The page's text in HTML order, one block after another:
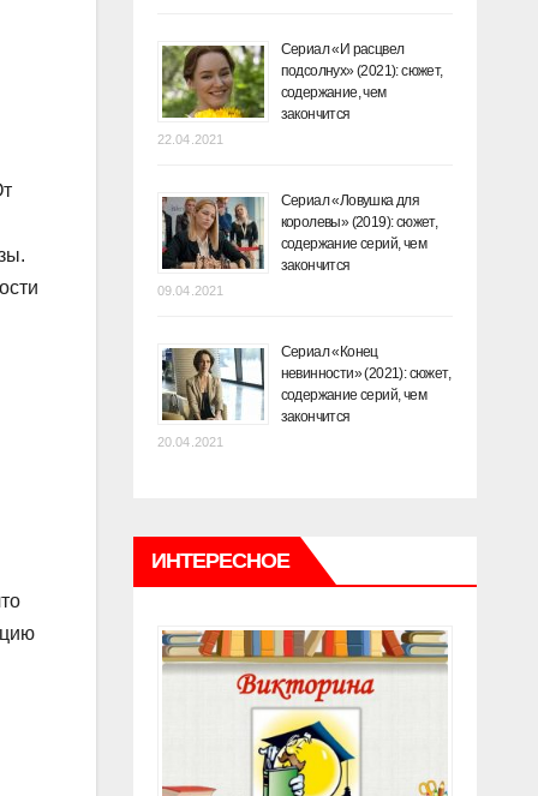
Сериал «И расцвел
подсолнух» (2021): сюжет,
содержание, чем
закончится
22.04.2021
Сериал «Ловушка для
королевы» (2019): сюжет,
содержание серий, чем
закончится
09.04.2021
Сериал «Конец
невинности» (2021): сюжет,
содержание серий, чем
закончится
20.04.2021
ИНТЕРЕСНОЕ